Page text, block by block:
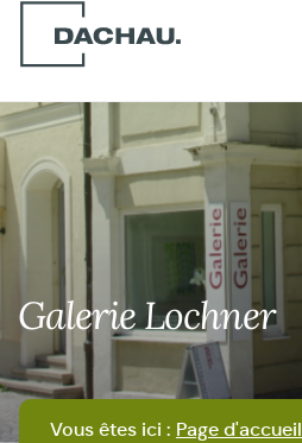
Vous êtes ici : Page d'accueil
Galerie Lochner